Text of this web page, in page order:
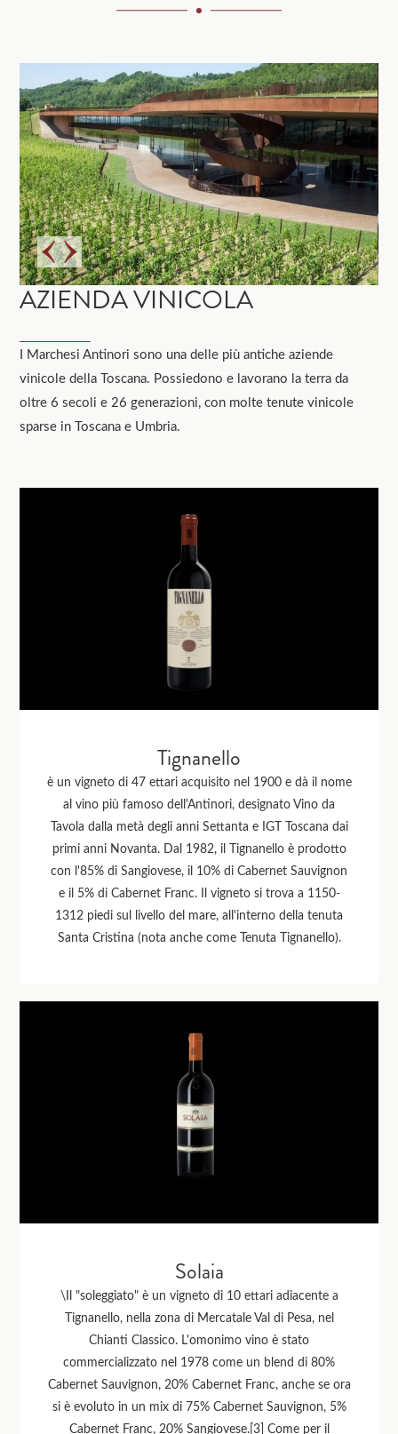
AZIENDA VINICOLA
I Marchesi Antinori sono una delle più antiche aziende
vinicole della Toscana. Possiedono e lavorano la terra da
oltre 6 secoli e 26 generazioni, con molte tenute vinicole
sparse in Toscana e Umbria.
Tignanello
è un vigneto di 47 ettari acquisito nel 1900 e dà il nome
al vino più famoso dell'Antinori, designato Vino da
Tavola dalla metà degli anni Settanta e IGT Toscana dai
primi anni Novanta. Dal 1982, il Tignanello è prodotto
con l'85% di Sangiovese, il 10% di Cabernet Sauvignon
e il 5% di Cabernet Franc. Il vigneto si trova a 1150-
1312 piedi sul livello del mare, all'interno della tenuta
Santa Cristina (nota anche come Tenuta Tignanello).
Solaia
\Il "soleggiato" è un vigneto di 10 ettari adiacente a
Tignanello, nella zona di Mercatale Val di Pesa, nel
Chianti Classico. L'omonimo vino è stato
commercializzato nel 1978 come un blend di 80%
Cabernet Sauvignon, 20% Cabernet Franc, anche se ora
si è evoluto in un mix di 75% Cabernet Sauvignon, 5%
Cabernet Franc, 20% Sangiovese.[3] Come per il